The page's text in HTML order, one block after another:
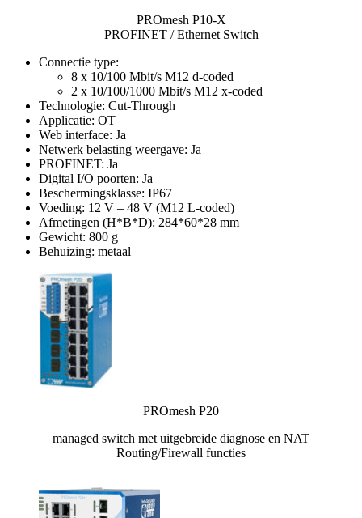
PROmesh P10-X
PROFINET / Ethernet Switch
Connectie type:
8 x 10/100 Mbit/s M12 d-coded
2 x 10/100/1000 Mbit/s M12 x-coded
Technologie: Cut-Through
Applicatie: OT
Web interface: Ja
Netwerk belasting weergave: Ja
PROFINET: Ja
Digital I/O poorten: Ja
Beschermingsklasse: IP67
Voeding: 12 V – 48 V (M12 L-coded)
Afmetingen (H*B*D): 284*60*28 mm
Gewicht: 800 g
Behuizing: metaal
PROmesh P20
managed switch met uitgebreide diagnose en NAT
Routing/Firewall functies